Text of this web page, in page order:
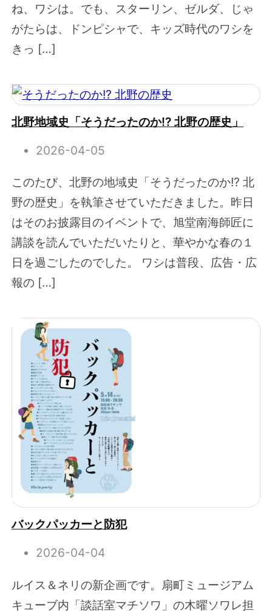
ね、ワシは。でも、スターリン、ゼルダ、じゃ
がたらは、ドンピシャで、キッズ時代のワシを
きっ […]
北野地域史「そうだったのか!? 北野の歴史」
2026-04-05
このたび、北野の地域史「そうだったのか!? 北
野の歴史」を執筆させていただきました。昨日
はそのお披露目のイベントで、旭堂南海師匠に
講談を読んでいただいたりと、華やかな春の１
日を過ごしたのでした。 ワシは普段、広告・広
報の […]
バックパッカーと防犯
2026-04-04
ルイス＆ネリの新企画です。扇町ミュージアム
キューブ内「談話室マチソワ」の木曜ソワレ担